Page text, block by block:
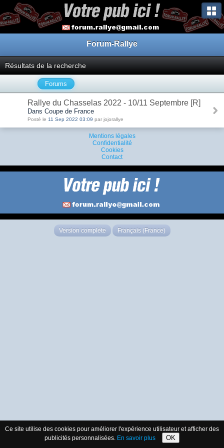
Forum-Rallye
Résultats de la recherche
Forums
Rallye du Chasselas 2022 - 10/11 Septembre [R]
Dans Coupe de France
Posté le 11 Sep 2022 03:09 par jojorallye
Mentions légales
Confidentialité
Cookies
Contact
Version complète Français (France)
Ce site utilise des cookies pour améliorer l'expérience utilisateur et afficher des
publicités personnalisées. En savoir plus OK